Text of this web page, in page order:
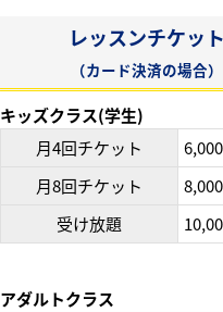
レッスンチケット
（カード決済の場合）
キッズクラス(学生)
月4回チケット
月8回チケット
受け放題
アダルトクラス